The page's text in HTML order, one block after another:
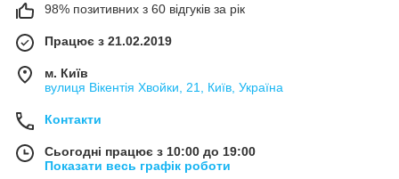
98% позитивних з 60 відгуків за рік
Працює з 21.02.2019
м. Київ
вулиця Вікентія Хвойки, 21, Київ, Україна
Контакти
Сьогодні працює з 10:00 до 19:00
Показати весь графік роботи